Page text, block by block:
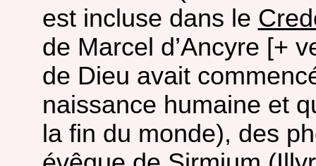
est incluse dans le
de Marcel d’Ancyre [+
de Dieu avait
naissance humaine et
la fin du monde), des